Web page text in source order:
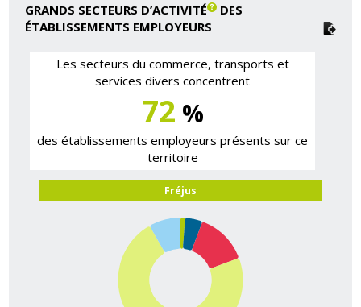
GRANDS SECTEURS D’ACTIVITÉ
DES
ÉTABLISSEMENTS EMPLOYEURS
Les secteurs du commerce, transports et
services divers concentrent
72 %
des établissements employeurs présents sur ce
territoire
Fréjus